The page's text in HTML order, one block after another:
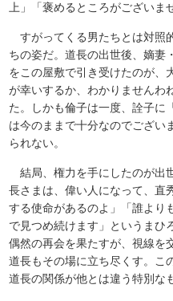
上」「褒めるところがございま
すがってくる男たちとは対照
ちの姿だ。道長の出世後、嫡妻
をこの屋敷で引き受けたのが、
が幸いするか、わかりませんわ
た。しかも倫子は一度、詮子に
は今のままで十分なのでござい
られない。
結局、権力を手にしたのが出
長さまは、偉い人になって、直
する使命があるのよ」「誰より
で見つめ続けます」というまひ
偶然の再会を果たすが、視線を
道長もその場に立ち尽くす。こ
道長の関係が他とは違う特別な